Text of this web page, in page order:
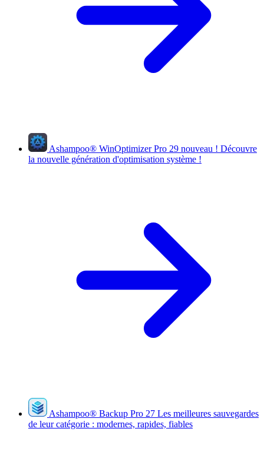
Ashampoo® WinOptimizer Pro 29 nouveau ! Découvre
la nouvelle génération d'optimisation système !
Ashampoo® Backup Pro 27 Les meilleures sauvegardes
de leur catégorie : modernes, rapides, fiables